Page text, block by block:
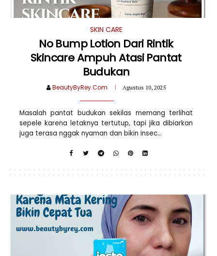
SKIN CARE
No Bump Lotion Dari Rintik
Skincare Ampuh Atasi Pantat
Budukan
BeautyByRey.Com Agustus 10, 2025
Masalah pantat budukan sekilas memang terlihat
sepele karena letaknya tertutup, tapi jika dibiarkan
juga terasa nggak nyaman dan bikin insec...